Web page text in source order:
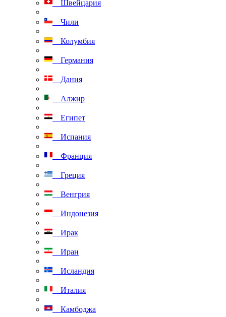
Швейцария
Чили
Колумбия
Германия
Дания
Алжир
Египет
Испания
Франция
Греция
Венгрия
Индонезия
Ирак
Иран
Исландия
Италия
Камбоджа